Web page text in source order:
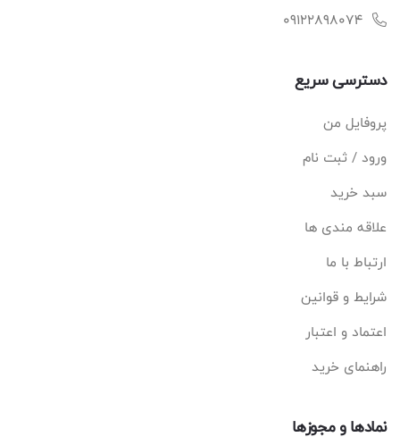
09122898074
دسترسی سریع
پروفایل من
ورود / ثبت نام
سبد خرید
علاقه مندی ها
ارتباط با ما
شرایط و قوانین
اعتماد و اعتبار
راهنمای خرید
نمادها و مجوزها